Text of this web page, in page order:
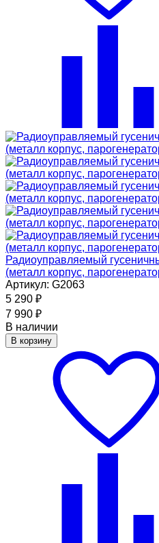
Радиоуправляемый
(металл корпус,
Артикул: G2063
5 290 ₽
7 990 ₽
В наличии
В корзину